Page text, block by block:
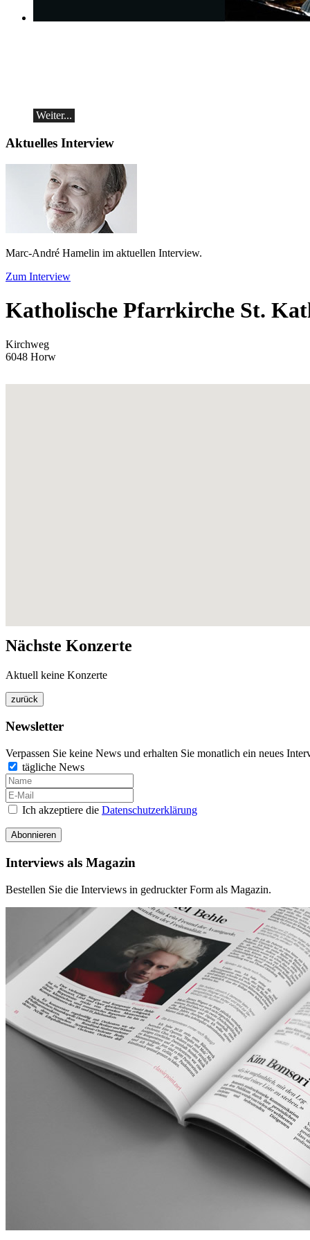
Weiter...
Aktuelles Interview
Marc-André Hamelin im aktuellen Interview.
Zum Interview
Katholische Pfarrkirche St.
Kirchweg
6048 Horw
Nächste Konzerte
Aktuell keine Konzerte
Newsletter
Verpassen Sie keine News und erhalten Sie monatlich ein neues
tägliche News
Ich akzeptiere die Datenschutzerklärung
Abonnieren
Interviews als Magazin
Bestellen Sie die Interviews in gedruckter Form als Magazin.